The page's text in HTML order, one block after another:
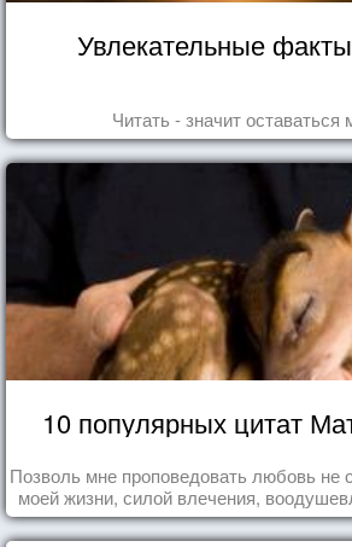
Увлекательные
Читать - значит
10 популярных цитат
Позволь мне проповедовать любовь не
моей жизни, силой влечения,